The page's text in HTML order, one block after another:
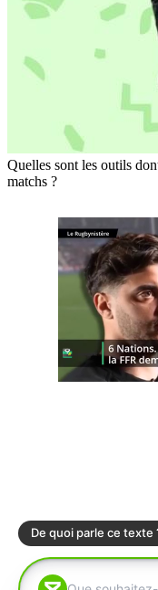
Quelles sont les outils
matchs ?